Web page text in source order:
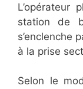
station de
s’enclenche
à la prise
Selon le